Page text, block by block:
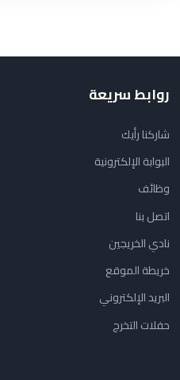
روابط سريعة
شاركنا رأيك
البوابة الإلكترونية
وظائف
اتصل بنا
نادي الخريجين
خريطة الموقع
البريد الإلكتروني
حفلات التخرج